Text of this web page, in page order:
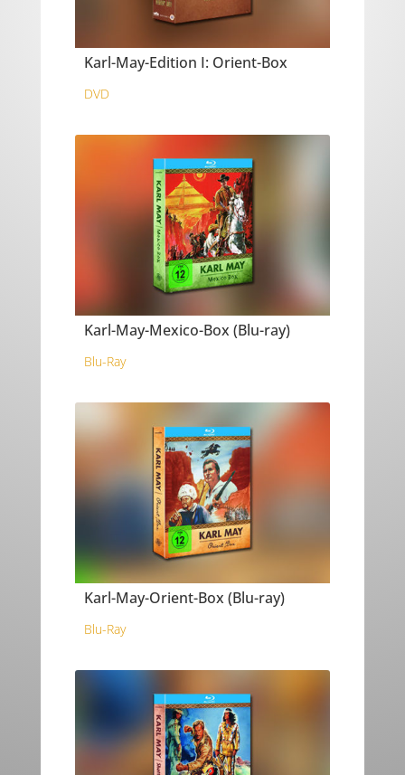
Karl-May-Edition I: Orient-Box
DVD
Karl-May-Mexico-Box (Blu-ray)
Blu-Ray
Karl-May-Orient-Box (Blu-ray)
Blu-Ray